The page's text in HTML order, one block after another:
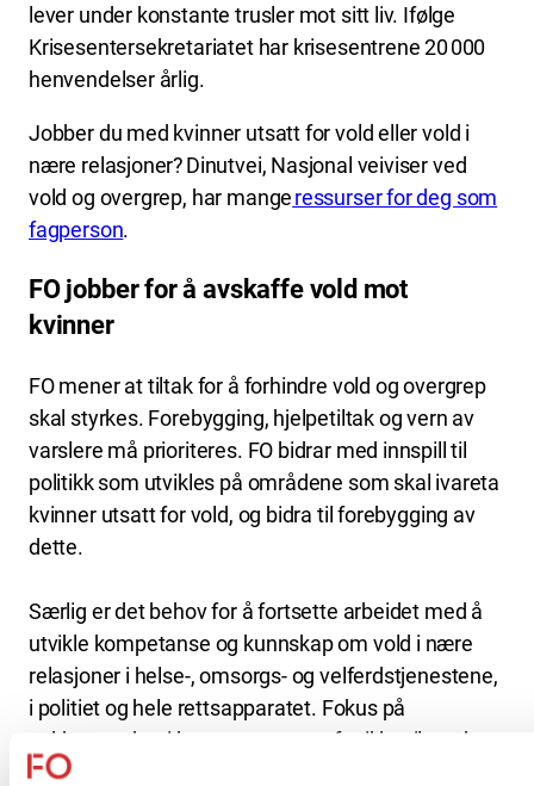
lever under konstante trusler mot sitt liv. Ifølge
Krisesentersekretariatet har krisesentrene 20 000
henvendelser årlig.
Jobber du med kvinner utsatt for vold eller vold i
nære relasjoner? Dinutvei, Nasjonal veiviser ved
vold og overgrep, har mangeressurser for deg som
fagperson.
FO jobber for å avskaffe vold mot
kvinner
FO mener at tiltak for å forhindre vold og overgrep
skal styrkes. Forebygging, hjelpetiltak og vern av
varslere må prioriteres. FO bidrar med innspill til
politikk som utvikles på områdene som skal ivareta
kvinner utsatt for vold, og bidra til forebygging av
dette.
Særlig er det behov for å fortsette arbeidet med å
utvikle kompetanse og kunnskap om vold i nære
relasjoner i helse-, omsorgs- og velferdstjenestene,
i politiet og hele rettsapparatet. Fokus på
voldsutsatthet i kommunene er ofte ikke til stede,
og vi ber derfor alle kommuner om å utarbeide og